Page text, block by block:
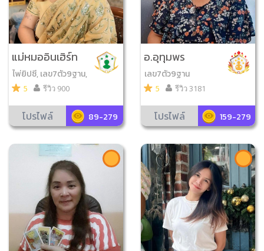
แม่หมออินเฮิร์ท
ไพ่ยิปซี, เลข7ตัว9ฐาน,
ไพ่ออราเคิล, ดูหินสี, ไ
ก, ไพ่ญาณ ณ โลก
5 รีวิว 900
โปรไฟล์ 89-279
อ.อุทุมพร
เลข7ตัว9ฐาน
5 รีวิว 3181
โปรไฟล์ 159-279